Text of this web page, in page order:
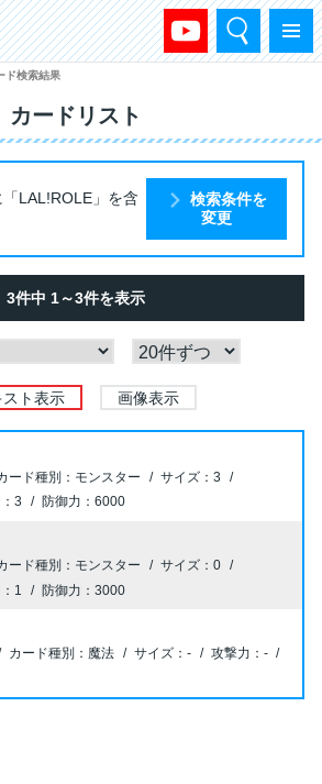
メニュー
検索
ド検索結果
カードリスト
LAL!ROLE」を含
検索条件を
変更
3件中 1～3件を表示
スト表示 画像表示
モンスター
3
3 6000
モンスター
0
1 3000
魔法 -
-